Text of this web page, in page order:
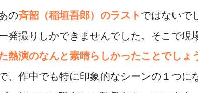
の斉韶（稲垣吾郎）のラスト ではないで
発撮りしかできませんでした。そこで現
熱演のなんと素晴らしかったことでしょ
、作中でも特に印象的なシーンの１つに